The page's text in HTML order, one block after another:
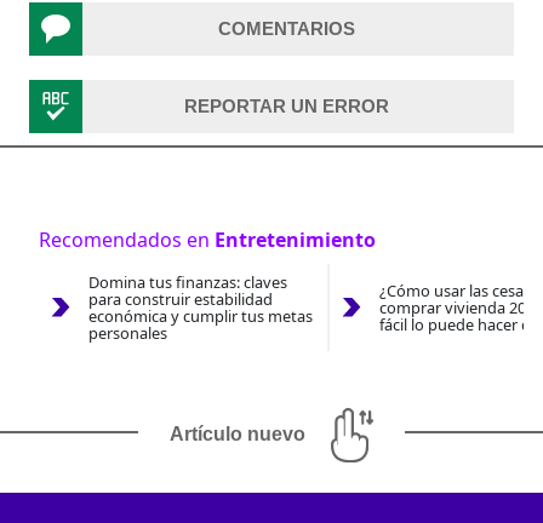
COMENTARIOS
REPORTAR UN ERROR
Recomendados en Entretenimiento
Domina tus finanzas: claves
para construir estabilidad
económica y cumplir tus metas
personales
¿Cómo usar las
comprar vivienda
fácil lo puede hacer
Artículo nuevo